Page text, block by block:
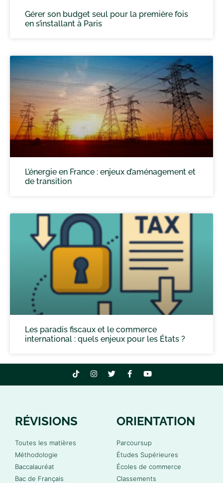
Gérer son budget seul pour la première fois
en s’installant à Paris
L’énergie en France : enjeux d’aménagement et
de transition
Les paradis fiscaux et le commerce
international : quels enjeux pour les États ?
RÉVISIONS
Toutes les matières
Méthodologie
Baccalauréat
Bac de Français
ORIENTATION
Parcoursup
Études Supérieures
Écoles de commerce
Classements